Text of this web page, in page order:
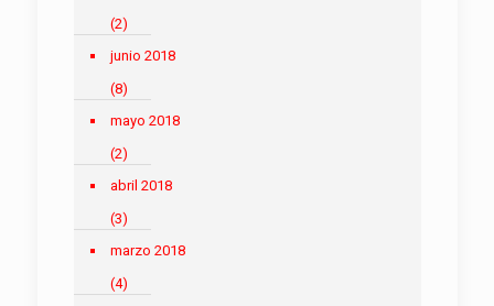
(2)
junio 2018
(8)
mayo 2018
(2)
abril 2018
(3)
marzo 2018
(4)